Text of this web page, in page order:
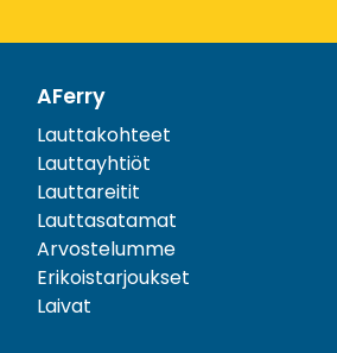
AFerry
Lauttakohteet
Lauttayhtiöt
Lauttareitit
Lauttasatamat
Arvostelumme
Erikoistarjoukset
Laivat